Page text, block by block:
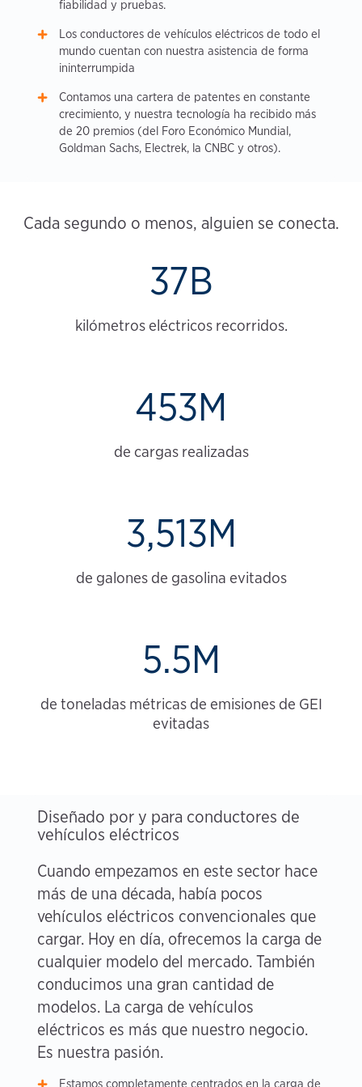
fiabilidad y pruebas.
Los conductores de vehículos eléctricos de todo el
mundo cuentan con nuestra asistencia de forma
ininterrumpida
Contamos una cartera de patentes en constante
crecimiento, y nuestra tecnología ha recibido más
de 20 premios (del Foro Económico Mundial,
Goldman Sachs, Electrek, la CNBC y otros).
Cada segundo o menos, alguien se conecta.
37B
kilómetros eléctricos recorridos.
453M
de cargas realizadas
3,513M
de galones de gasolina evitados
5.5M
de toneladas métricas de emisiones de GEI
evitadas
Diseñado por y para conductores de
vehículos eléctricos
Cuando empezamos en este sector hace
más de una década, había pocos
vehículos eléctricos convencionales que
cargar. Hoy en día, ofrecemos la carga de
cualquier modelo del mercado. También
conducimos una gran cantidad de
modelos. La carga de vehículos
eléctricos es más que nuestro negocio.
Es nuestra pasión.
Estamos completamente centrados en la carga de